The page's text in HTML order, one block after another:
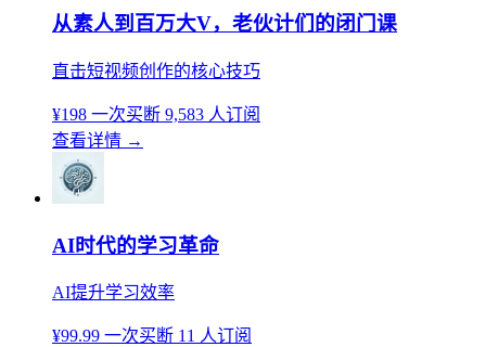
从素人到百万大V，老伙计们的闭门课
直击短视频创作的核心技巧
¥198 一次买断 9,583 人订阅
查看详情 →
AI时代的学习革命
AI提升学习效率
¥99.99 一次买断 11 人订阅